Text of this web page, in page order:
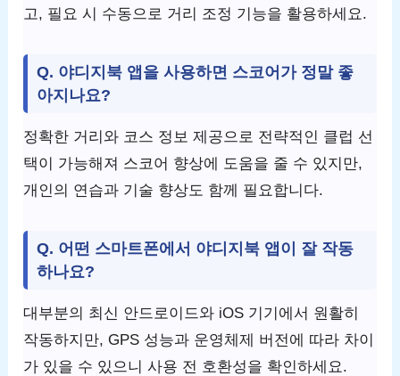
고, 필요 시 수동으로 거리 조정 기능을 활용하세요.
Q. 야디지북 앱을 사용하면 스코어가 정말 좋
아지나요?
정확한 거리와 코스 정보 제공으로 전략적인 클럽 선
택이 가능해져 스코어 향상에 도움을 줄 수 있지만,
개인의 연습과 기술 향상도 함께 필요합니다.
Q. 어떤 스마트폰에서 야디지북 앱이 잘 작동
하나요?
대부분의 최신 안드로이드와 iOS 기기에서 원활히
작동하지만, GPS 성능과 운영체제 버전에 따라 차이
가 있을 수 있으니 사용 전 호환성을 확인하세요.